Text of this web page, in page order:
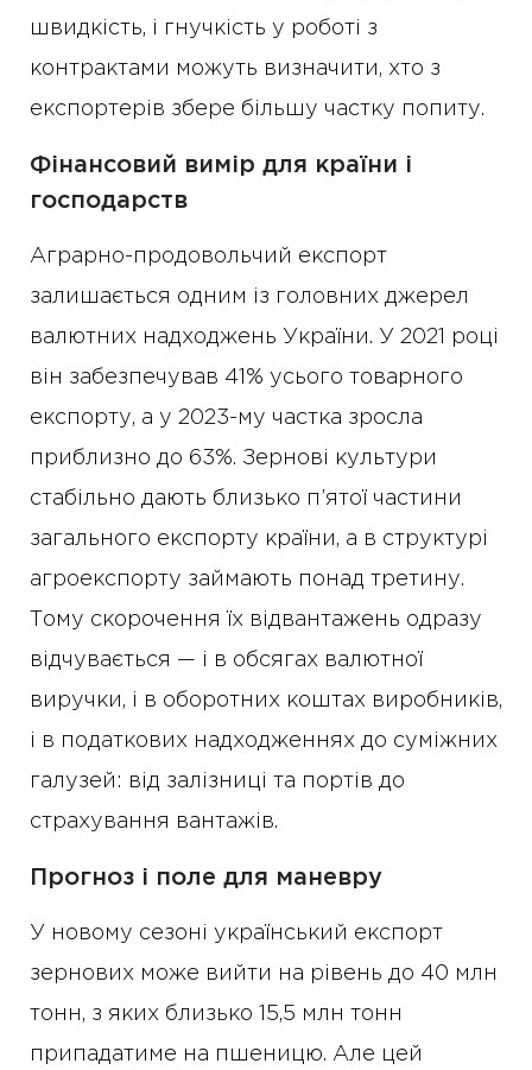
швидкість, і гнучкість у роботі з
контрактами можуть визначити, хто з
експортерів збере більшу частку попиту.
Фінансовий вимір для країни і
господарств
Аграрно-продовольчий експорт
залишається одним із головних джерел
валютних надходжень України. У 2021 році
він забезпечував 41% усього товарного
експорту, а у 2023-му частка зросла
приблизно до 63%. Зернові культури
стабільно дають близько п’ятої частини
загального експорту країни, а в структурі
агроекспорту займають понад третину.
Тому скорочення їх відвантажень одразу
відчувається — і в обсягах валютної
виручки, і в оборотних коштах виробників,
і в податкових надходженнях до суміжних
галузей: від залізниці та портів до
страхування вантажів.
Прогноз і поле для маневру
У новому сезоні український експорт
зернових може вийти на рівень до 40 млн
тонн, з яких близько 15,5 млн тонн
припадатиме на пшеницю. Але цей